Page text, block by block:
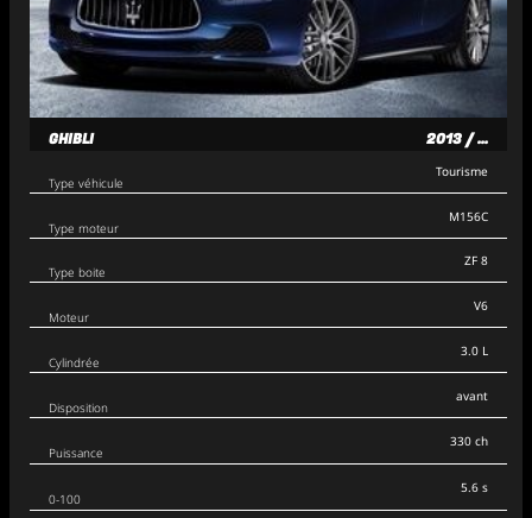
GHIBLI 2013 / ...
Type véhicule
Type moteur
Type boite
Tourisme
M156C
ZF 8
Moteur
Cylindrée
Disposition
V6
3.0 L
avant
Puissance
0-100
330 ch
5.6 s